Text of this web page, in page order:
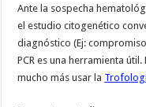
Ante la sospecha
el estudio citogenético
diagnóstico (Ej:
PCR es una herramienta
mucho más usar la